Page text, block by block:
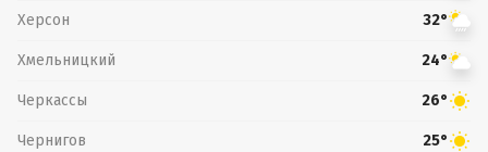
Херсон 32°
Хмельницкий 24°
Черкассы 26°
Чернигов 25°